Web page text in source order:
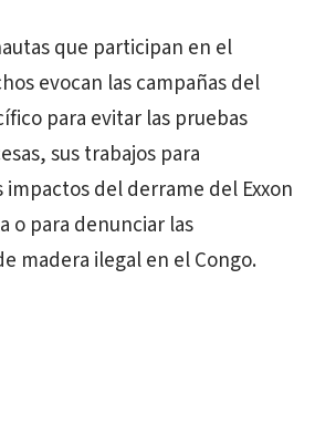
que participan en el
evocan las campañas del
para evitar las pruebas
sus trabajos para
del derrame del Exxon
o para denunciar las
madera ilegal en el Congo.